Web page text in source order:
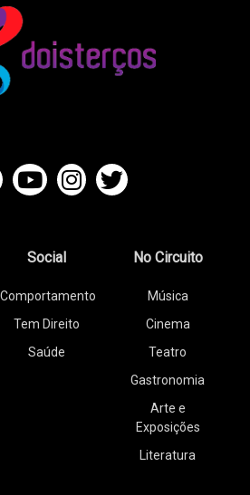
Social
Comportamento
Tem Direito
Saúde
No Circuito
Música
Cinema
Teatro
Gastronomia
Arte e
Exposições
Literatura